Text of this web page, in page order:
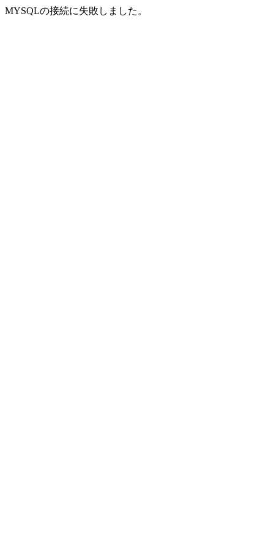
MYSQLの接続に失敗しました。